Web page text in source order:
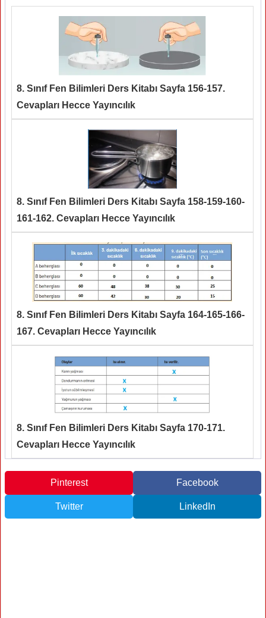
8. Sınıf Fen Bilimleri Ders Kitabı Sayfa 156-157.
Cevapları Hecce Yayıncılık
8. Sınıf Fen Bilimleri Ders Kitabı Sayfa 158-159-160-
161-162. Cevapları Hecce Yayıncılık
8. Sınıf Fen Bilimleri Ders Kitabı Sayfa 164-165-166-
167. Cevapları Hecce Yayıncılık
8. Sınıf Fen Bilimleri Ders Kitabı Sayfa 170-171.
Cevapları Hecce Yayıncılık
Pinterest Facebook
Twitter LinkedIn